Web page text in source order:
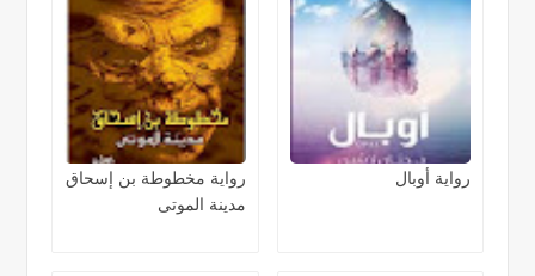
رواية أوبال
رواية مخطوطة بن إسحاق
مدينة الموتى